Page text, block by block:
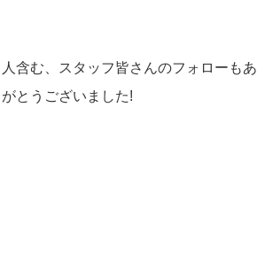
含む、スタッフ皆さんのフォローもあ
とうございました!